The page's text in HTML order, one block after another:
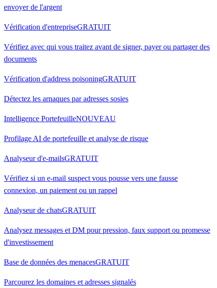
envoyer de l'argent
Vérification d'entrepriseGRATUIT
Vérifiez avec qui vous traitez avant de signer, payer ou partager des
documents
Vérification d'address poisoningGRATUIT
Détectez les arnaques par adresses sosies
Intelligence PortefeuilleNOUVEAU
Profilage AI de portefeuille et analyse de risque
Analyseur d'e-mailsGRATUIT
Vérifiez si un e-mail suspect vous pousse vers une fausse
connexion, un paiement ou un rappel
Analyseur de chatsGRATUIT
Analysez messages et DM pour pression, faux support ou promesse
d'investissement
Base de données des menacesGRATUIT
Parcourez les domaines et adresses signalés